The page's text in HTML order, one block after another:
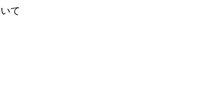
いて